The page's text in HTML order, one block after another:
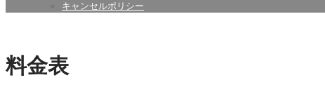
キャンセルポリシー
料金表